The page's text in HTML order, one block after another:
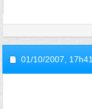
01/10/2007, 17h41